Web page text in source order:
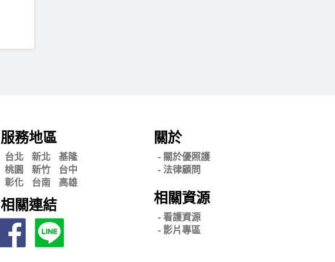
服務地區
台北 新北
基隆
桃園
新竹
台中
彰化
台南 高雄
相關連結
關於
- 關於優照護
-法律顧問
相關資源
- 看護資源
- 影片專區